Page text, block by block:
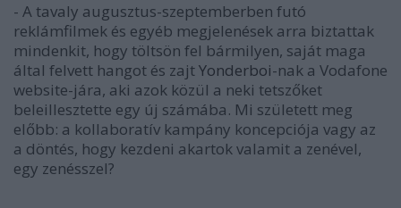
- A tavaly augusztus-szeptemberben futó
reklámfilmek és egyéb megjelenések arra biztattak
mindenkit, hogy töltsön fel bármilyen, saját maga
által felvett hangot és zajtYonderboi-nak a Vodafone
website-jára, aki azok közül a neki tetszőket
beleillesztette egy új számába. Mi született meg
előbb: a kollaboratív kampány koncepciója vagy az
a döntés, hogy kezdeni akartok valamit a zenével,
egy zenésszel?